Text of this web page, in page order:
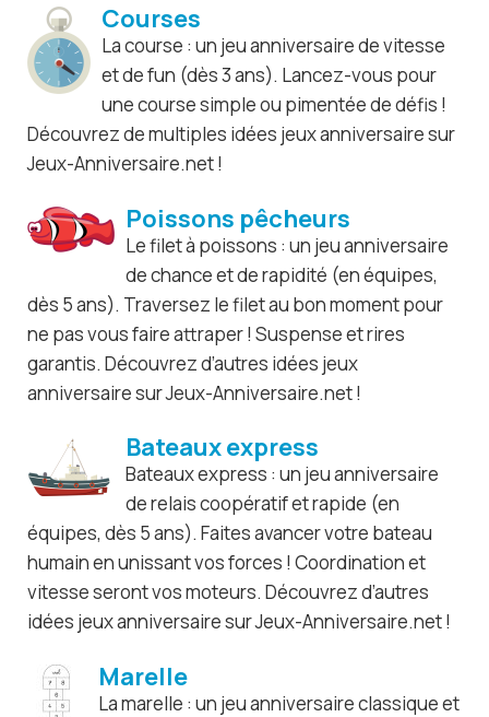
Courses
La course : un jeu anniversaire de vitesse
et de fun (dès 3 ans). Lancez-vous pour
une course simple ou pimentée de défis !
Découvrez de multiples idées jeux anniversaire sur
Jeux-Anniversaire.net !
Poissons pêcheurs
Le filet à poissons : un jeu anniversaire
de chance et de rapidité (en équipes,
dès 5 ans). Traversez le filet au bon moment pour
ne pas vous faire attraper ! Suspense et rires
garantis. Découvrez d’autres idées jeux
anniversaire sur Jeux-Anniversaire.net !
Bateaux express
Bateaux express : un jeu anniversaire
de relais coopératif et rapide (en
équipes, dès 5 ans). Faites avancer votre bateau
humain en unissant vos forces ! Coordination et
vitesse seront vos moteurs. Découvrez d’autres
idées jeux anniversaire sur Jeux-Anniversaire.net !
Marelle
La marelle : un jeu anniversaire classique et